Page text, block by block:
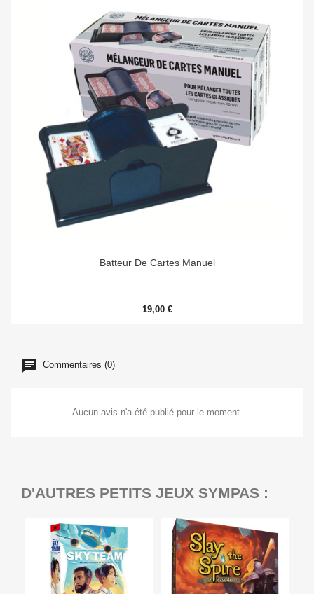
Batteur De Cartes Manuel
19,00 €
Commentaires (0)
Aucun avis n'a été publié pour le moment.
D'AUTRES PETITS JEUX SYMPAS :